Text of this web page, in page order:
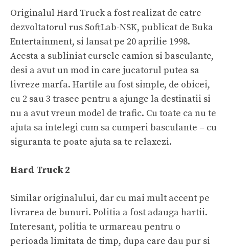
Originalul Hard Truck a fost realizat de catre
dezvoltatorul rus SoftLab-NSK, publicat de Buka
Entertainment, si lansat pe 20 aprilie 1998.
Acesta a subliniat cursele camion si basculante,
desi a avut un mod in care jucatorul putea sa
livreze marfa. Hartile au fost simple, de obicei,
cu 2 sau 3 trasee pentru a ajunge la destinatii si
nu a avut vreun model de trafic. Cu toate ca nu te
ajuta sa intelegi cum sa cumperi basculante – cu
siguranta te poate ajuta sa te relaxezi.
Hard Truck 2
Similar originalului, dar cu mai mult accent pe
livrarea de bunuri. Politia a fost adauga hartii.
Interesant, politia te urmareau pentru o
perioada limitata de timp, dupa care dau pur si